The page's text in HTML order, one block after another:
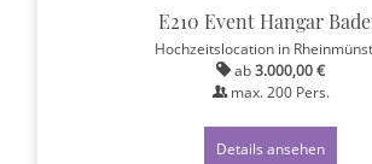
E210 Event Hangar
Hochzeitslocation in
ab3.000,00 €
max. 200Pers.
Details ansehen